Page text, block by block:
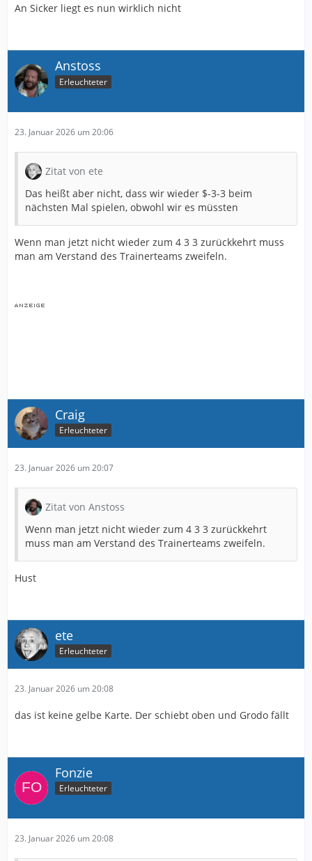
An Sicker liegt es nun wirklich nicht
Anstoss
Erleuchteter
23. Januar 2026 um 20:06
Zitat von ete
Das heißt aber nicht, dass wir wieder $-3-3 beim
nächsten Mal spielen, obwohl wir es müssten
Wenn man jetzt nicht wieder zum 4 3 3 zurückkehrt muss
man am Verstand des Trainerteams zweifeln.
Craig
Erleuchteter
23. Januar 2026 um 20:07
Zitat von Anstoss
Wenn man jetzt nicht wieder zum 4 3 3 zurückkehrt
muss man am Verstand des Trainerteams zweifeln.
Hust
ete
Erleuchteter
23. Januar 2026 um 20:08
das ist keine gelbe Karte. Der schiebt oben und Grodo fällt
Fonzie
Erleuchteter
23. Januar 2026 um 20:08